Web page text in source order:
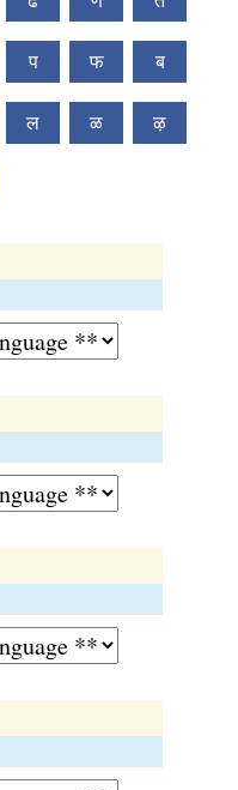
प फ ब
ल ळ ऴ